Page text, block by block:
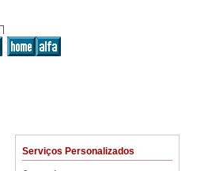
Serviços Personalizados